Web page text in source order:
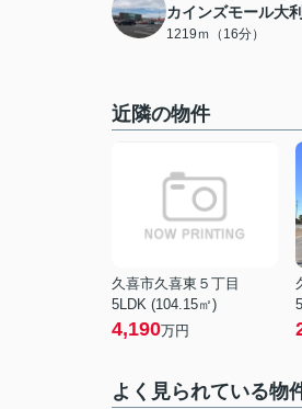
カインズモール大
1219ｍ（16分）
近隣の物件
久喜市久喜東５丁目
5LDK (104.15㎡)
4,190万円
よく見られている物